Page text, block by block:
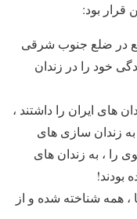
قرار بود:
، واقع در ضلع جنوب شرقی
خود را در زندان
های ایران را داشتند ،
زندان سازی های
را ، به زندان های
بودند!
همه شناخته شده و از